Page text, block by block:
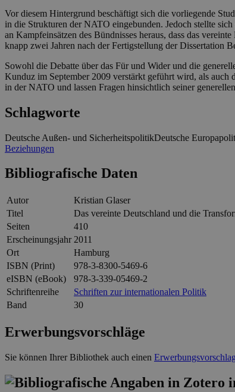
Vor diesem Hintergrund beschäftigt sich die vorliegende
in die Strukturen der NATO eingebunden. Jedoch stellte
an Kampfeinsätzen des Bündnisses heraus, dass das
knapp zwei Jahren nach der Fertigstellung der Dissertation
Sowohl die Debatte über das Für und Wider und die
Kunduz im September 2009 verstärkt geführt wird, als
in der NATO und lassen Fragen hinsichtlich seiner
Schlagworte
Deutsche Außen- und SicherheitspolitikDeutsche
Beziehungen
Bibliografische Daten
Autor
Kristian Glaser
Titel
Das vereinte Deutschland und die
Seiten
410
Erscheinungsjahr 2011
Ort
Hamburg
ISBN (Print)
978-3-8300-5469-6
eISBN (eBook)
978-3-339-05469-2
Schriftenreihe
Schriften zur internationalen Politik
Band
30
Erwerbungsvorschläge
Sie können Ihrer Bibliothek auch einen Erwerbungsvorschlag